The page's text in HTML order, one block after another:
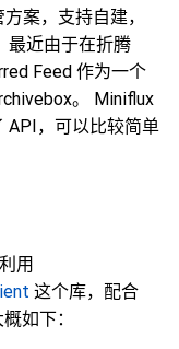
案，支持自建，
最近由于在折腾
Feed 作为一个
。 Miniflux
API，可以比较简单
用
这个库，配合
如下：